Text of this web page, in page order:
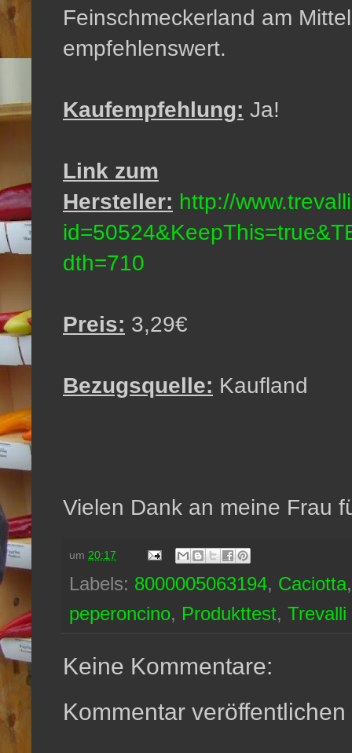
Feinschmeckerland am
empfehlenswert.
Kaufempfehlung: Ja!
Link zum
Hersteller: http://
dth=710
Preis: 3,29€
Bezugsquelle: Kaufland
Vielen Dank an meine Frau
um 20:17
Labels: 8000005063194, Caciotta
peperoncino, Produkttest, Trevalli
Keine Kommentare:
Kommentar veröffentlichen